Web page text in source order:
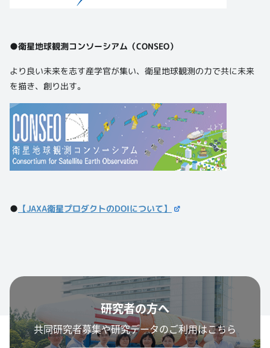
●衛星地球観測コンソーシアム（CONSEO）
より良い未来を志す産学官が集い、衛星地球観測の力で共に未来
を描き、創り出す。
● 【JAXA衛星プロダクトのDOIについて】
研究者の方へ
共同研究者募集や研究データのご利用はこちら